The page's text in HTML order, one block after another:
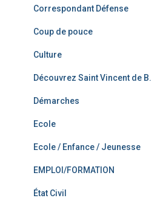
Correspondant Défense
Coup de pouce
Culture
Découvrez Saint Vincent de B.
Démarches
Ecole
Ecole / Enfance / Jeunesse
EMPLOI/FORMATION
État Civil